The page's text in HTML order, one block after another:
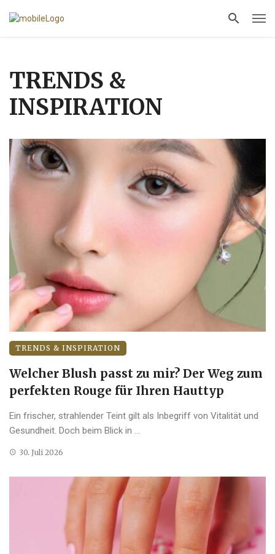
TRENDS &
INSPIRATION
TRENDS & INSPIRATION
Welcher Blush passt zu mir? Der Weg zum
perfekten Rouge für Ihren Hauttyp
Ein frischer, strahlender Teint gilt als Inbegriff von Vitalität und
Gesundheit. Doch beim Blick in ...
30. Juli 2026